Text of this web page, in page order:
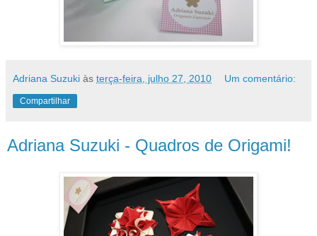
Adriana Suzuki às terça-feira, julho 27, 2010 Um comentário:
Compartilhar
Adriana Suzuki - Quadros de Origami!